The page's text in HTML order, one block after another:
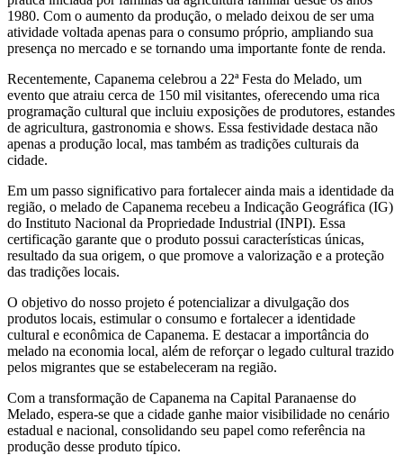
1980. Com o aumento da produção, o melado deixou de ser uma
atividade voltada apenas para o consumo próprio, ampliando sua
presença no mercado e se tornando uma importante fonte de renda.
Recentemente, Capanema celebrou a 22ª Festa do Melado, um
evento que atraiu cerca de 150 mil visitantes, oferecendo uma rica
programação cultural que incluiu exposições de produtores, estandes
de agricultura, gastronomia e shows. Essa festividade destaca não
apenas a produção local, mas também as tradições culturais da
cidade.
Em um passo significativo para fortalecer ainda mais a identidade da
região, o melado de Capanema recebeu a Indicação Geográfica (IG)
do Instituto Nacional da Propriedade Industrial (INPI). Essa
certificação garante que o produto possui características únicas,
resultado da sua origem, o que promove a valorização e a proteção
das tradições locais.
O objetivo do nosso projeto é potencializar a divulgação dos
produtos locais, estimular o consumo e fortalecer a identidade
cultural e econômica de Capanema. E destacar a importância do
melado na economia local, além de reforçar o legado cultural trazido
pelos migrantes que se estabeleceram na região.
Com a transformação de Capanema na Capital Paranaense do
Melado, espera-se que a cidade ganhe maior visibilidade no cenário
estadual e nacional, consolidando seu papel como referência na
produção desse produto típico.